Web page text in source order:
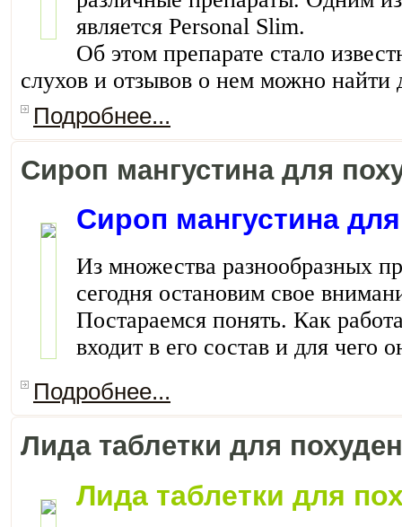
является Personal Slim.
Об этом препарате стало
слухов и отзывов о нем можно найти
Подробнее...
Сироп мангустина для
Сироп мангустина
Из множества разнообразных
сегодня остановим свое
Постараемся понять. Как
входит в его состав и для чего
Подробнее...
Лида таблетки для
Лида таблетки для